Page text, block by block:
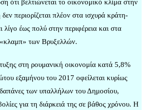
ότι βελτιώνεται το οικονομικό κλίμα στην
περιορίζεται πλέον στα ισχυρά κράτη-
λίγο έως πολύ στην περιφέρεια και στα
των Βρυξελλών.
στη ρουμανική οικονομία κατά 5,8%
εξαμήνου του 2017 οφείλεται κυρίως
των υπαλλήλων του Δημοσίου,
για τη διάρκειά της σε βάθος χρόνου. Η